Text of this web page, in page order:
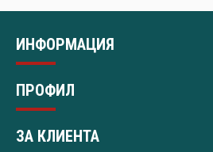
ИНФОРМАЦИЯ
ПРОФИЛ
ЗА КЛИЕНТА